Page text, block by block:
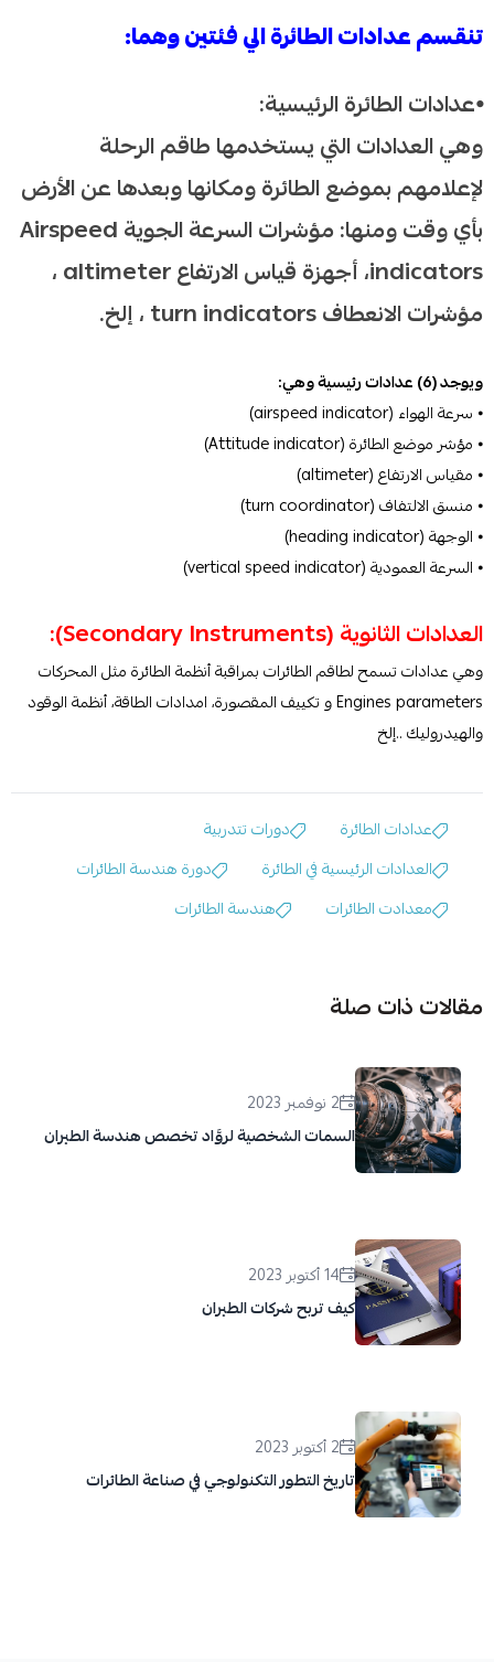
تنقسم عدادات الطائرة الي فئتين وهما:
⦁عدادات الطائرة الرئيسية:
وهي العدادات التي يستخدمها طاقم الرحلة
لإعلامهم بموضع الطائرة ومكانها وبعدها عن الأرض
بأي وقت ومنها: مؤشرات السرعة الجوية Airspeed
indicators، أجهزة قياس الارتفاع altimeter ،
مؤشرات الانعطاف turn indicators ، إلخ.
ويوجد (6) عدادات رئيسية وهي:
⦁ سرعة الهواء (airspeed indicator)
⦁ مؤشر موضع الطائرة (Attitude indicator)
⦁ مقياس الارتفاع (altimeter)
⦁ منسق الالتفاف (turn coordinator)
⦁ الوجهة (heading indicator)
⦁ السرعة العمودية (vertical speed indicator)
العدادات الثانوية (Secondary Instruments):
وهي عدادات تسمح لطاقم الطائرات بمراقبة أنظمة الطائرة مثل المحركات
Engines parameters و تكييف المقصورة، امدادات الطاقة، أنظمة الوقود
والهيدروليك ..إلخ
عدادات الطائرة
دورات تتدربية
العدادات الرئيسية في الطائرة
دورة هندسة الطائرات
معدادت الطائرات
هندسة الطائرات
مقالات ذات صلة
2 نوفمبر 2023
السمات الشخصية لروَّاد تخصص هندسة الطيران
14 أكتوبر 2023
كيف تربح شركات الطيران
2 أكتوبر 2023
تاريخ التطور التكنولوجي في صناعة الطائرات